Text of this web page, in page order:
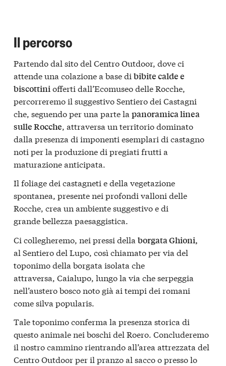
Il percorso
Partendo dal sito del Centro Outdoor, dove ci
attende una colazione a base di bibite calde e
biscottini offerti dall’Ecomuseo delle Rocche,
percorreremo il suggestivo Sentiero dei Castagni
che, seguendo per una parte la panoramica linea
sulle Rocche , attraversa un territorio dominato
dalla presenza di imponenti esemplari di castagno
noti per la produzione di pregiati frutti a
maturazione anticipata.
Il foliage dei castagneti e della vegetazione
spontanea, presente nei profondi valloni delle
Rocche, crea un ambiente suggestivo e di
grande bellezza paesaggistica.
Ci collegheremo, nei pressi della borgata Ghioni,
al Sentiero del Lupo, così chiamato per via del
toponimo della borgata isolata che
attraversa, Caialupo, lungo la via che serpeggia
nell’austero bosco noto già ai tempi dei romani
come silva popularis.
Tale toponimo conferma la presenza storica di
questo animale nei boschi del Roero. Concluderemo
il nostro cammino rientrando all’area attrezzata del
Centro Outdoor per il pranzo al sacco o presso lo